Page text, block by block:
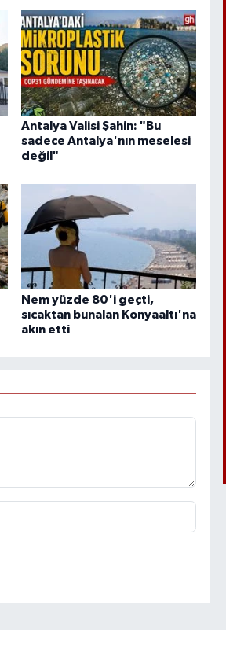
Antalya Valisi Şahin: "Bu
sadece Antalya'nın meselesi
değil"
Nem yüzde 80'i geçti,
sıcaktan bunalan Konyaaltı'na
akın etti